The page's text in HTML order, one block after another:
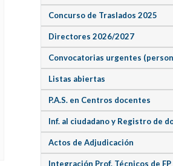
Concurso de Traslados 2025
Directores 2026/2027
Convocatorias urgentes
Listas abiertas
P.A.S. en Centros docentes
Inf. al ciudadano y Registro de
Actos de Adjudicación
Integración Prof. Técnicos de FP